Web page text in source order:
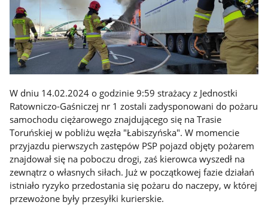
W dniu 14.02.2024 o godzinie 9:59 strażacy z Jednostki
Ratowniczo-Gaśniczej nr 1 zostali zadysponowani do pożaru
samochodu ciężarowego znajdującego się na Trasie
Toruńskiej w pobliżu węzła "Łabiszyńska". W momencie
przyjazdu pierwszych zastępów PSP pojazd objęty pożarem
znajdował się na poboczu drogi, zaś kierowca wyszedł na
zewnątrz o własnych siłach. Już w początkowej fazie działań
istniało ryzyko przedostania się pożaru do naczepy, w której
przewożone były przesyłki kurierskie.